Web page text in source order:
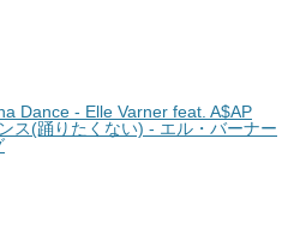
Dance - Elle Varner feat. A$AP
ス(踊りたくない) - エル・バーナー